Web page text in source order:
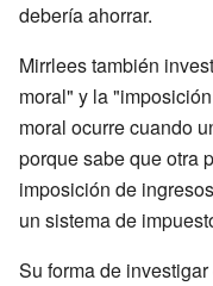
debería ahorrar.
Mirrlees también
moral" y la
moral ocurre cuando
porque sabe que otra
imposición de
un sistema de
Su forma de